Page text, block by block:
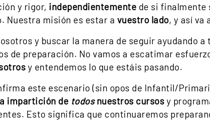
y rigor, independientemente de si finalmente
Nuestra misión es estar a vuestro lado, y así va
y buscar la manera de seguir ayudando a
de preparación. No vamos a escatimar
y entendemos lo que estáis pasando.
este escenario (sin opos de Infantil/
impartición de todosnuestros cursos y
Esto significa que continuaremos